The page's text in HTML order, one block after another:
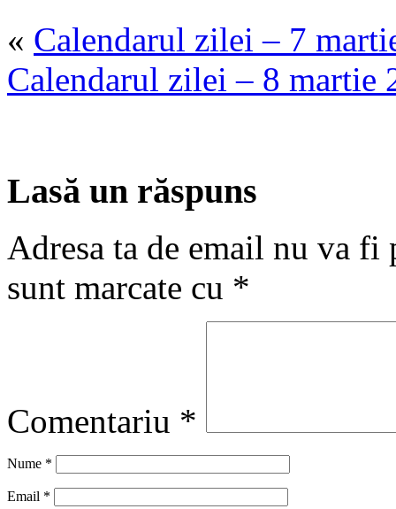
« Calendarul zilei – 7
Calendarul zilei – 8 martie
Lasă un răspuns
Adresa ta de email nu va fi
sunt marcate cu *
Comentariu *
Nume *
Email *